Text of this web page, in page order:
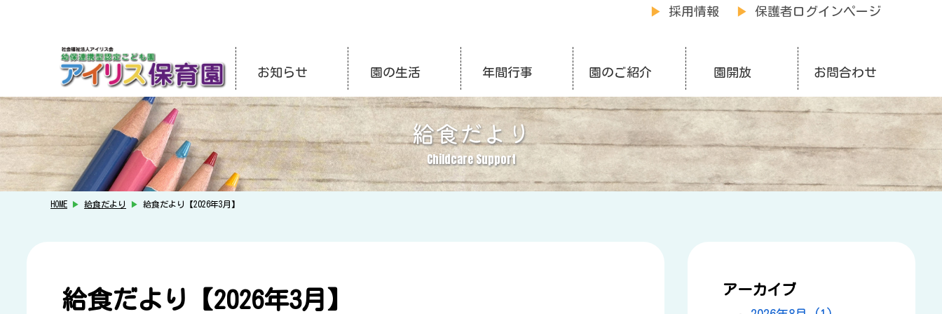
▶ 採用情報 ▶ 保護者ログインページ
お知らせ 園の生活 年間行事 園のご紹介 園開放 お問合わせ
給食だより
Childcare Support
HOME ▶ 給食だより ▶ 給食だより【2026年3月】
給食だより【2026年3月】 アーカイブ